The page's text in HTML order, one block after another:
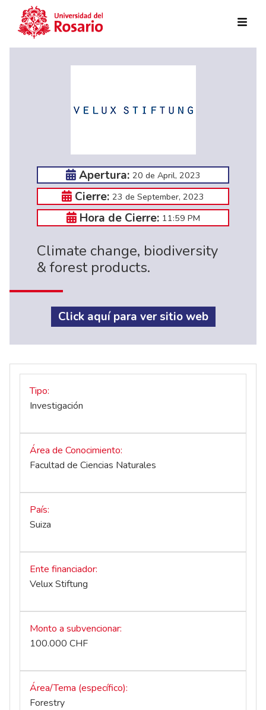
Apertura: 20 de April, 2023
Cierre: 23 de September, 2023
Hora de Cierre: 11:59 PM
Climate change, biodiversity
& forest products.
Click aquí para ver sitio web
Tipo
Investigación
Área de Conocimiento
Facultad de Ciencias Naturales
País
Suiza
Ente financiador
Velux Stiftung
Monto a subvencionar
100.000 CHF
Área/Tema (específico)
Forestry